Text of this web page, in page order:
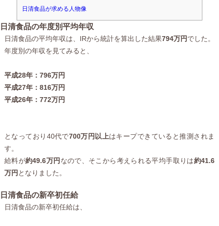
日清食品が求める人物像
日清食品の年度別平均年収
日清食品の平均年収は、IRから統計を算出した結果794万円でした。
年度別の年収を見てみると、
平成28年：796万円
平成27年：816万円
平成26年：772万円
となっており40代で700万円以上はキープできていると推測されま
す。
給料が約49.6万円 なので、そこから考えられる平均手取りは約41.6
万円 となりました。
日清食品の新卒初任給
日清食品の新卒初任給は、